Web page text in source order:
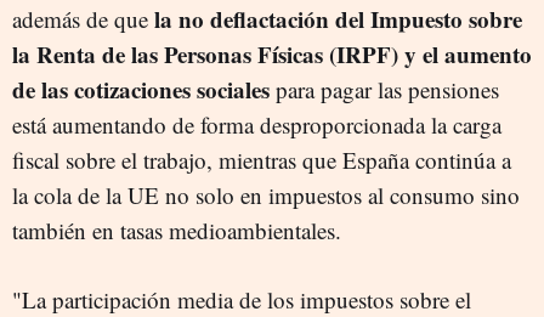
además de que la no deflactación del Impuesto sobre
la Renta de las Personas Físicas (IRPF) y el aumento
de las cotizaciones sociales para pagar las pensiones
está aumentando de forma desproporcionada la carga
fiscal sobre el trabajo, mientras que España continúa a
la cola de la UE no solo en impuestos al consumo sino
también en tasas medioambientales.
"La participación media de los impuestos sobre el